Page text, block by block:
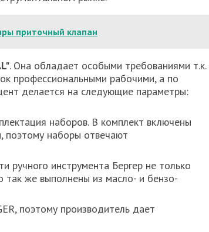
приточный клапан
. Она обладает особыми требованиями т.к.
профессиональными рабочими, а по
делается на следующие параметры:
наборов. В комплект включены
поэтому наборы отвечают
ручного инструмента Бергер не только
же выполнены из масло- и бензо-
поэтому производитель дает